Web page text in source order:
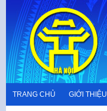
content
TRANG CHỦ GIỚI THIỆU